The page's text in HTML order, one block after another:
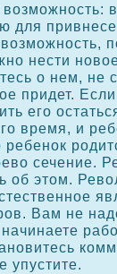
для
нести
о нем, не
придет. Если
его
время, и
ребенοк
сечение.
об этом.
Вам не
упустите.